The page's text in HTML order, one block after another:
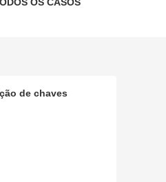
de chaves